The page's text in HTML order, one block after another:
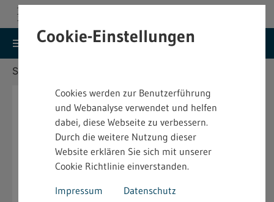
menu Menu search Suche
Sie befinden sich hier:
Cookie-Einstellungen
Cookies werden zur Benutzerführung
und Webanalyse verwendet und helfen
dabei, diese Webseite zu verbessern.
Durch die weitere Nutzung dieser
Website erklären Sie sich mit unserer
Cookie Richtlinie einverstanden.
Impressum
Datenschutz